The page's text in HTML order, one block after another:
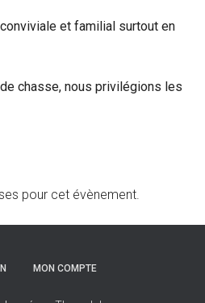
et familial surtout en
chasse, nous privilégions les
pour cet évènement.
MON COMPTE